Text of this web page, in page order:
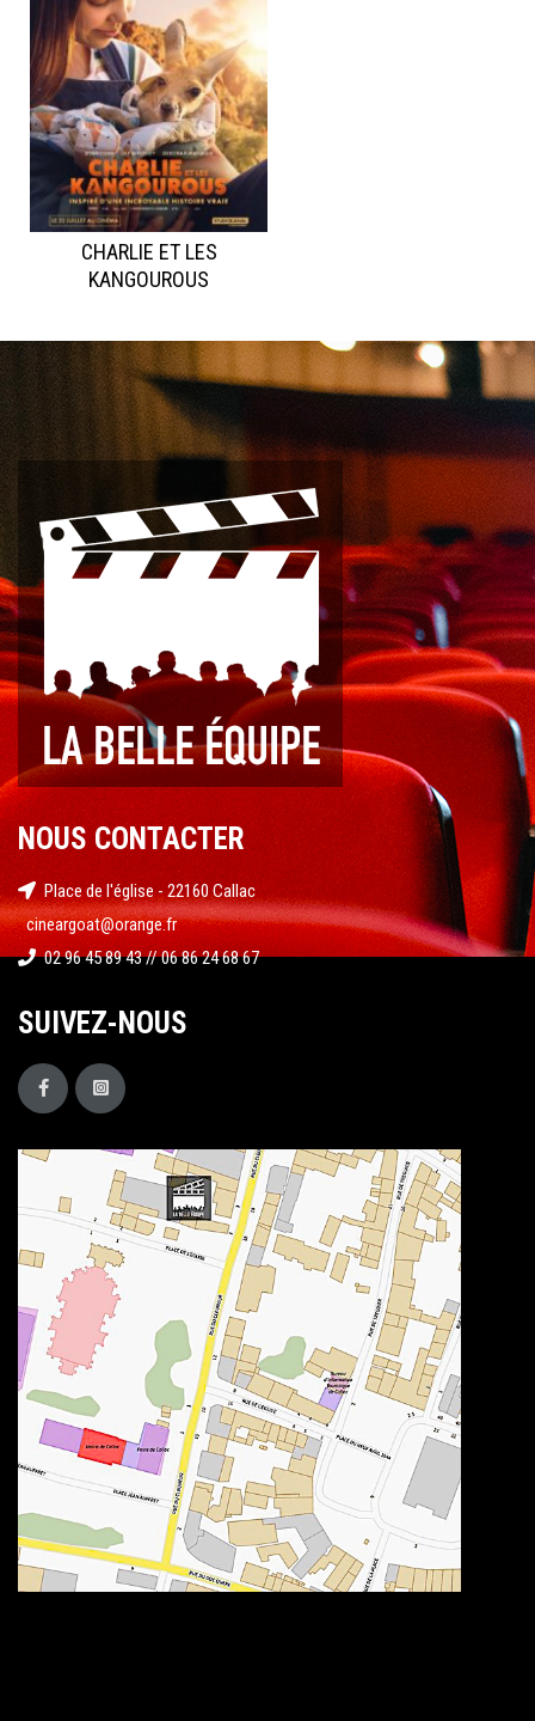
CHARLIE ET LES
KANGOUROUS
NOUS CONTACTER
Place de l'église - 22160 Callac
cineargoat@orange.fr
02 96 45 89 43 // 06 86 24 68 67
SUIVEZ-NOUS